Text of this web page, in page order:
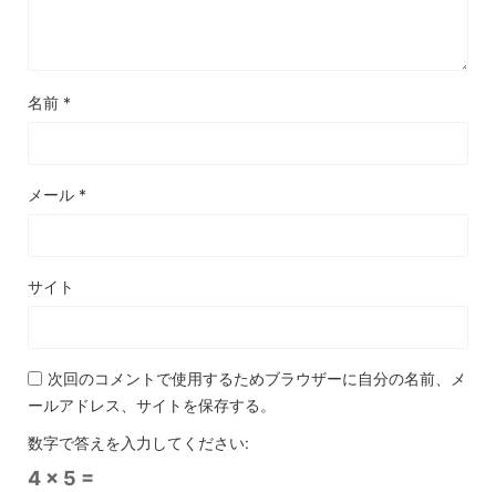
名前 *
メール *
サイト
次回のコメントで使用するためブラウザーに自分の名前、メ
ールアドレス、サイトを保存する。
数字で答えを入力してください:
4 × 5 =